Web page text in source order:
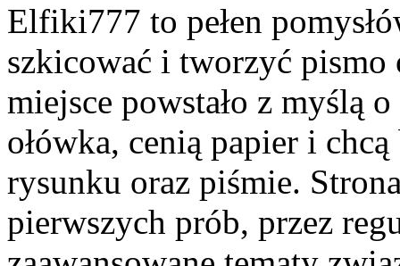
Elfiki777 to pełen
szkicować i tworzyć pismo
miejsce powstało z myślą
ołówka, cenią papier i
rysunku oraz piśmie.
pierwszych prób, przez